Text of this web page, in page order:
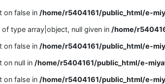
on false in /home/r5404161/public_html/e-
type array|object, null given in /home/
on false in /home/r5404161/public_html/e-
on null in /home/r5404161/public_html/e-
on false in /home/r5404161/public_html/e-